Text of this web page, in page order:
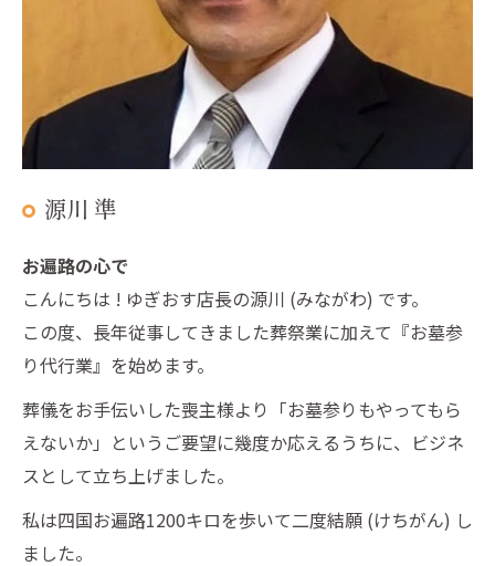
源川 準
お遍路の心で
こんにちは ! ゆぎおす店長の源川 (みながわ) です。
この度、長年従事してきました葬祭業に加えて『お墓参
り代行業』を始めます。
葬儀をお手伝いした喪主様より「お墓参りもやってもら
えないか」というご要望に幾度か応えるうちに、ビジネ
スとして立ち上げました。
私は四国お遍路1200キロを歩いて二度結願 (けちがん) し
ました。